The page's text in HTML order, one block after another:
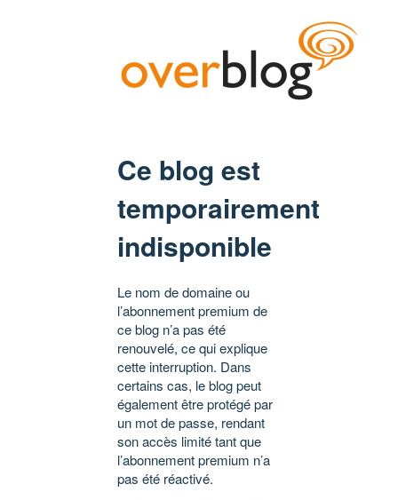
Ce blog est
temporairement
indisponible
Le nom de domaine ou
l’abonnement premium de
ce blog n’a pas été
renouvelé, ce qui explique
cette interruption. Dans
certains cas, le blog peut
également être protégé par
un mot de passe, rendant
son accès limité tant que
l’abonnement premium n’a
pas été réactivé.